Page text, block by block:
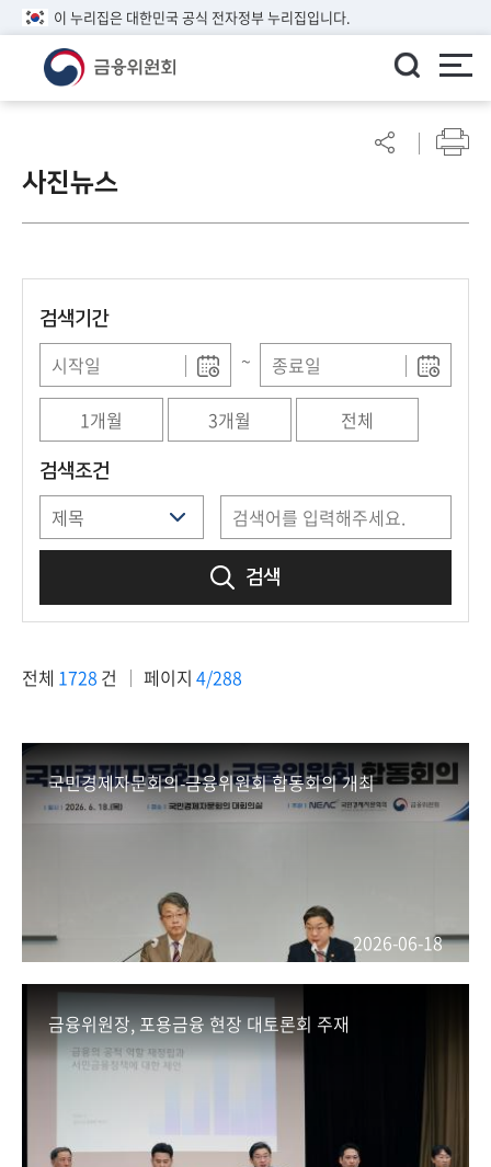
이 누리집은 대한민국 공식 전자정부 누리집입니다.
린
이알
개
적
극
위
원
회
사진뉴스
검색기간
~
1개월 3개월 전체
검색조건
검색
전체 1728 건 페이지 4/288
국민경제자문회의-금융위원회 합동회의 개최
2026-06-18
금융위원장, 포용금융 현장 대토론회 주재